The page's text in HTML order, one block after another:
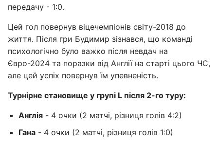
передачу - 1:0.
Цей гол повернув віцечемпіонів світу-2018 до
життя. Після гри Будимир зізнався, що команді
психологічно було важко після невдач на
Євро-2024 та поразки від Англії на старті цього ЧС,
але цей успіх повернув їм упевненість.
Турнірне становище у групі L після 2-го туру:
Англія - 4 очки (2 матчі, різниця голів 4:2)
Гана - 4 очки (2 матчі, різниця голів 1:0)